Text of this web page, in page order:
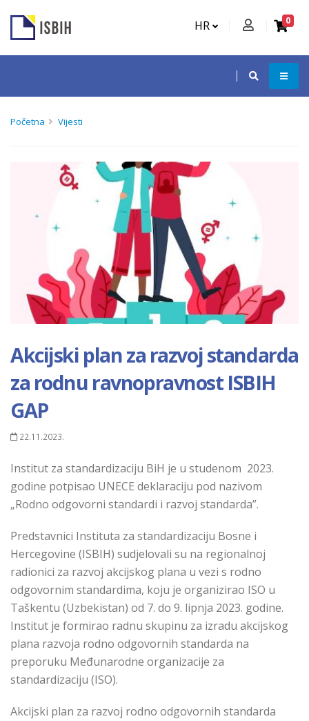
HR 0
Početna Vijesti
Akcijski plan za razvoj standarda
za rodnu ravnopravnost ISBIH
GAP
22.11.2023.
Institut za standardizaciju BiH je u studenom 2023.
godine potpisao UNECE deklaraciju pod nazivom
„Rodno odgovorni standardi i razvoj standarda”.
Predstavnici Instituta za standardizaciju Bosne i
Hercegovine (ISBIH) sudjelovali su na regionalnoj
radionici za razvoj akcijskog plana u vezi s rodno
odgovornim standardima, koju je organizirao ISO u
Taškentu (Uzbekistan) od 7. do 9. lipnja 2023. godine.
Institut je formirao radnu skupinu za izradu akcijskog
plana razvoja rodno odgovornih standarda na
preporuku Međunarodne organizacije za
standardizaciju (ISO).
Akcijski plan za razvoj rodno odgovornih standarda